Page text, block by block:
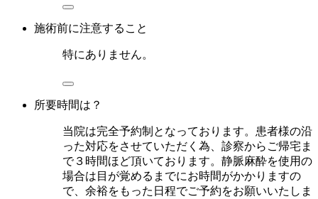
施術前に注意すること
特にありません。
所要時間は？
当院は完全予約制となっております。患者様の沿
った対応をさせていただく為、診察からご帰宅ま
で３時間ほど頂いております。静脈麻酔を使用の
場合は目が覚めるまでにお時間がかかりますの
で、余裕をもった日程でご予約をお願いいたしま